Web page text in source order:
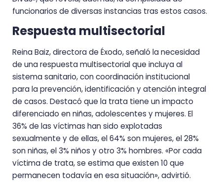
funcionarios de diversas instancias tras estos casos.
Respuesta multisectorial
Reina Baiz, directora de Éxodo, señaló la necesidad
de una respuesta multisectorial que incluya al
sistema sanitario, con coordinación institucional
para la prevención, identificación y atención integral
de casos. Destacó que la trata tiene un impacto
diferenciado en niñas, adolescentes y mujeres. El
36% de las víctimas han sido explotadas
sexualmente y de ellas, el 64% son mujeres, el 28%
son niñas, el 3% niños y otro 3% hombres. «Por cada
víctima de trata, se estima que existen 10 que
permanecen todavía en esa situación», advirtió.